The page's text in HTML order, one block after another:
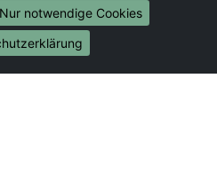
nach Brasilien
nach Brunei
nach Burkina Faso
Nur notwendige Cookies